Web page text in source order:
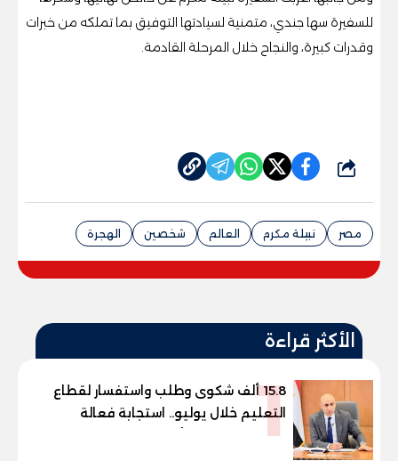
للسفيرة سها جندي، متمنية لسيادتها التوفيق بما تملكه من خبرات
وقدرات كبيرة، والنجاح خلال المرحلة القادمة.
شارك
مصر نبيلة مكرم العالم شخصين الهجرة
الأكثر قراءة
115.8 ألف شكوى وطلب واستفسار لقطاع
التعليم خلال يوليو.. استجابة فعالة
لشكاوى الطلاب وأولياء الأمور